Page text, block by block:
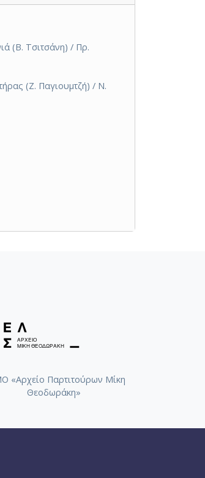
(Β. Τσιτσάνη) / Πρ.
(Ζ. Παγιουμτζή) / Ν.
«Αρχείο Παρτιτούρων Μίκη
Θεοδωράκη»